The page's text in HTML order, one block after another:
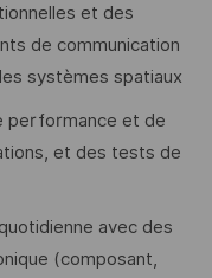
et des
de communication
systèmes spatiaux
performance et de
et des tests de
avec des
(composant,